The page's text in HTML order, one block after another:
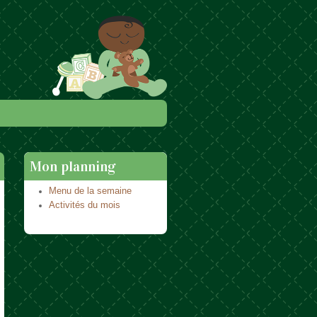
Mon planning
Menu de la semaine
Activités du mois